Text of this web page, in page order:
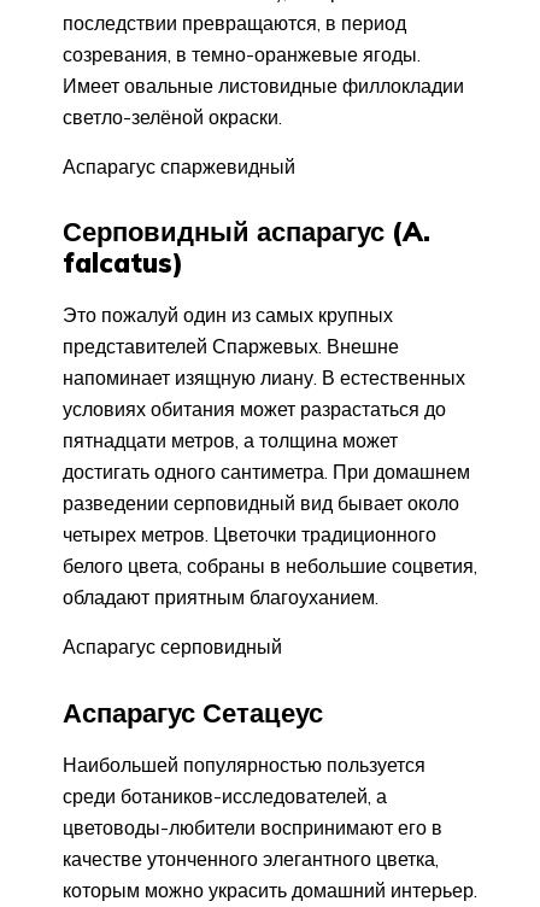
последствии превращаются, в период
созревания, в темно-оранжевые ягоды.
Имеет овальные листовидные филлокладии
светло-зелёной окраски.
Аспарагус спаржевидный
Серповидный аспарагус (A.
falcatus)
Это пожалуй один из самых крупных
представителей Спаржевых. Внешне
напоминает изящную лиану. В естественных
условиях обитания может разрастаться до
пятнадцати метров, а толщина может
достигать одного сантиметра. При домашнем
разведении серповидный вид бывает около
четырех метров. Цветочки традиционного
белого цвета, собраны в небольшие соцветия,
обладают приятным благоуханием.
Аспарагус серповидный
Аспарагус Сетацеус
Наибольшей популярностью пользуется
среди ботаников-исследователей, а
цветоводы-любители воспринимают его в
качестве утонченного элегантного цветка,
которым можно украсить домашний интерьер.